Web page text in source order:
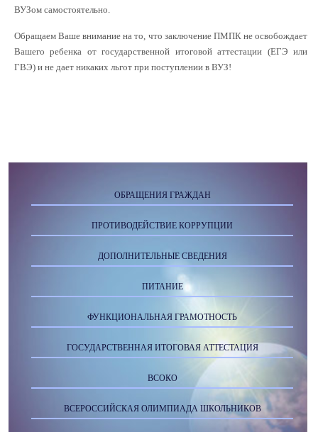
ВУЗом самостоятельно.
Обращаем Ваше внимание на то, что заключение ПМПК не освобождает
Вашего ребенка от государственной итоговой аттестации (ЕГЭ или
ГВЭ) и не дает никаких льгот при поступлении в ВУЗ!
ОБРАЩЕНИЯ ГРАЖДАН
ПРОТИВОДЕЙСТВИЕ КОРРУПЦИИ
ДОПОЛНИТЕЛЬНЫЕ СВЕДЕНИЯ
ПИТАНИЕ
ФУНКЦИОНАЛЬНАЯ ГРАМОТНОСТЬ
ГОСУДАРСТВЕННАЯ ИТОГОВАЯ АТТЕСТАЦИЯ
ВСОКО
ВСЕРОССИЙСКАЯ ОЛИМПИАДА ШКОЛЬНИКОВ